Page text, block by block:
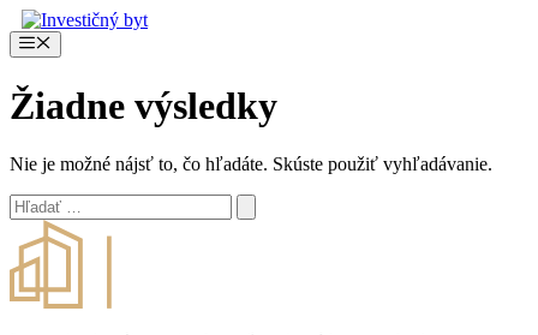
Preskočiť
na
obsah
Menu
Žiadne výsledky
Nie je možné nájsť to, čo hľadáte. Skúste použiť vyhľadávanie.
Hľadať: